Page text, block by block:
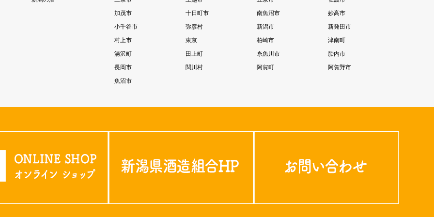
加茂市
十日町市 南魚沼市
妙高市
小千谷市
弥彦村 新潟市
新発田市
村上市
東京 柏崎市
津南町
湯沢町
田上町 糸魚川市
胎内市
長岡市
関川村 阿賀町
阿賀野市
魚沼市